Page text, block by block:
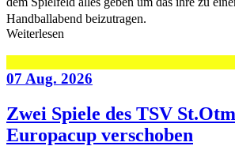
Handballabend beizutragen.
Weiterlesen
07 Aug. 2026
Zwei Spiele des TSV
Europacup verschoben